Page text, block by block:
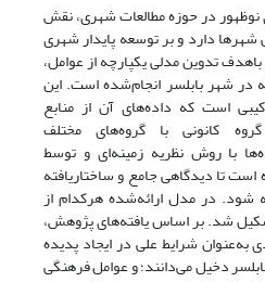
در حوزه مطالعات شهری، نقش
شهرها دارد و بر توسعه پایدار شهری
تدوین مدلی یکپارچه از عوامل،
در شهر بابلسر انجام‌شده است. این
است که داده‌های آن از منابع
و ۹ مصاحبه گروه کانونی با گروه‌های مختلف
با روش نظریه زمینه‌ای و توسط
تا دیدگاهی جامع و ساختاریافته
شود. در مدل ارائه‌شده هرکدام از
کلی تشکیل شد. بر اساس یافته‌های پژوهش،
به‌عنوان شرایط علی در ایجاد پدیده
دخیل می‌دانند؛ و عوامل فرهنگی